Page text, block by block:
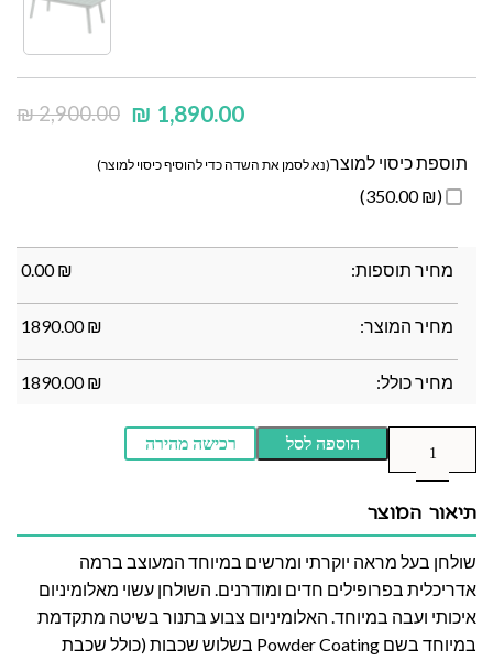
₪2,900.00 ₪ 1,890.00
תוספת כיסוי למוצר(נא לסמן את השדה כדי להוסיף כיסוי למוצר)
(₪ 350.00)
מחיר תוספות: ₪
0.00
מחיר המוצר: ₪
1890.00
מחיר כולל: ₪
1890.00
הוספה לסל רכישה מהירה
תיאור המוצר
שולחן בעל מראה יוקרתי ומרשים במיוחד המעוצב ברמה
אדריכלית בפרופילים חדים ומודרנים. השולחן עשוי מאלומיניום
איכותי ועבה במיוחד. האלומיניום צבוע בתנור בשיטה מתקדמת
במיוחד בשם Powder Coating בשלוש שכבות (כולל שכבת